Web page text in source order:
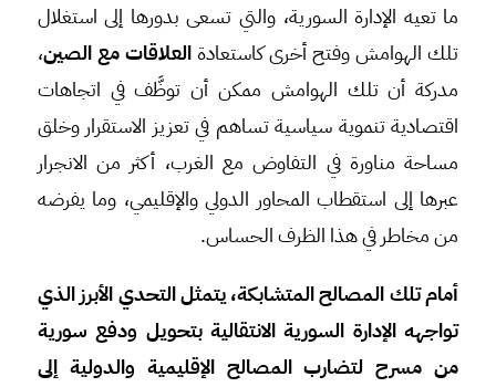
ما تعيه الإدارة السورية، والتي تسعى بدورها إلى استغلال
تلك الهوامش وفتح أخرى كاستعادةالعلاقات مع الصين،
مدركة أن تلك الهوامش ممكن أن توظَّف في اتجاهات
اقتصادية تنموية سياسية تساهم في تعزيز الاستقرار وخلق
مساحة مناورة في التفاوض مع الغرب، أكثر من الانجرار
عبرها إلى استقطاب المحاور الدولي والإقليمي، وما يفرضه
من مخاطر في هذا الظرف الحساس.
أمام تلك المصالح المتشابكة، يتمثل التحدي الأبرز الذي
تواجهه الإدارة السورية الانتقالية بتحويل ودفع سورية
من مسرح لتضارب المصالح الإقليمية والدولية إلى